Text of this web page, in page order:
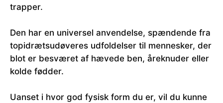
trapper.
Den har en universel anvendelse, spændende fra
topidrætsudøveres udfoldelser til mennesker, der
blot er besværet af hævede ben, åreknuder eller
kolde fødder.
Uanset i hvor god fysisk form du er, vil du kunne